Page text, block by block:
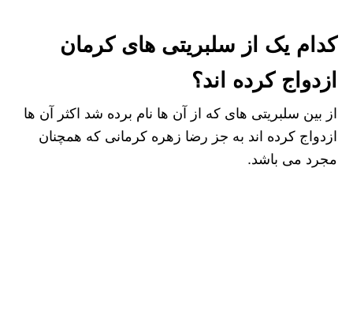
کدام یک از سلبریتی های کرمان
ازدواج کرده اند؟
از بین سلبریتی های که از آن ها نام برده شد اکثر آن ها
ازدواج کرده اند به جز رضا زهره کرمانی که همچنان
مجرد می باشد.